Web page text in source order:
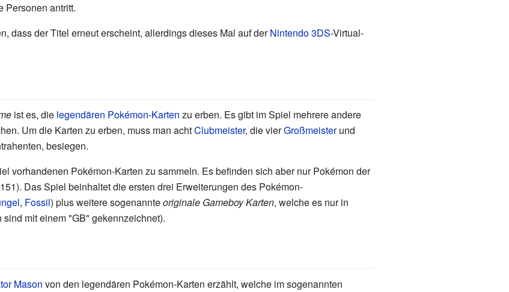
Personen antritt.
dass der Titel erneut erscheint, allerdings dieses Mal auf derNintendo 3DS-Virtual-
ist es, die legendären Pokémon-Karten zu erben. Es gibt im Spiel mehrere andere
Um die Karten zu erben, muss man achtClubmeister, die vierGroßmeisterund
besiegen.
vorhandenen Pokémon-Karten zu sammeln. Es befinden sich aber nur Pokémon der
Das Spiel beinhaltet die ersten drei Erweiterungen des Pokémon-
, Fossil) plus weitere sogenannteoriginale Gameboy Karten, welche es nur in
mit einem "GB" gekennzeichnet).
Mason von den legendären Pokémon-Karten erzählt, welche im sogenannten